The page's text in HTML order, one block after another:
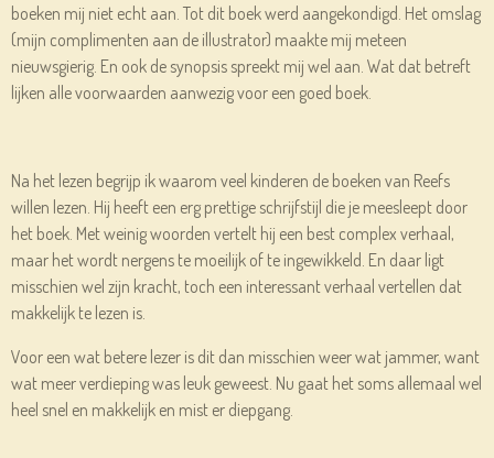
boeken mij niet echt aan. Tot dit boek werd aangekondigd. Het omslag
(mijn complimenten aan de illustrator) maakte mij meteen
nieuwsgierig. En ook de synopsis spreekt mij wel aan. Wat dat betreft
lijken alle voorwaarden aanwezig voor een goed boek.
Na het lezen begrijp ik waarom veel kinderen de boeken van Reefs
willen lezen. Hij heeft een erg prettige schrijfstijl die je meesleept door
het boek. Met weinig woorden vertelt hij een best complex verhaal,
maar het wordt nergens te moeilijk of te ingewikkeld. En daar ligt
misschien wel zijn kracht, toch een interessant verhaal vertellen dat
makkelijk te lezen is.
Voor een wat betere lezer is dit dan misschien weer wat jammer, want
wat meer verdieping was leuk geweest. Nu gaat het soms allemaal wel
heel snel en makkelijk en mist er diepgang.